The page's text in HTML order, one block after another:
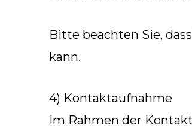
Bitte beachten Sie,
kann.
4) Kontaktaufnahme
Im Rahmen der